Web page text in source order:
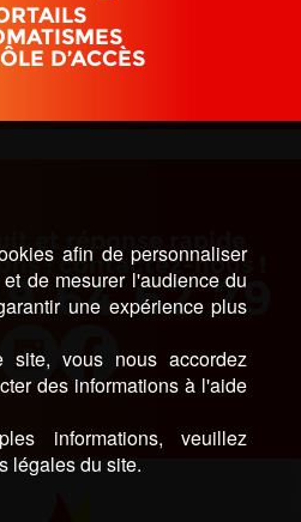
D’ACCÈS
et réponse rapide
: contactez-nous !
64 62 79
afin de personnaliser
de mesurer l'audience du
une expérience plus
vous nous accordez
des informations à l'aide
informations, veuillez
légales du site.